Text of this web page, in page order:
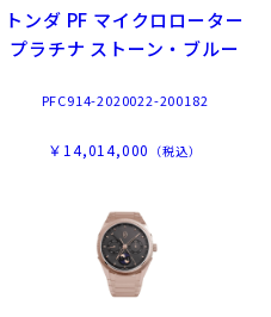
トンダ PF マイクロローター
プラチナ ストーン・ブルー
PFC914-2020022-200182
￥14,014,000 （税込）